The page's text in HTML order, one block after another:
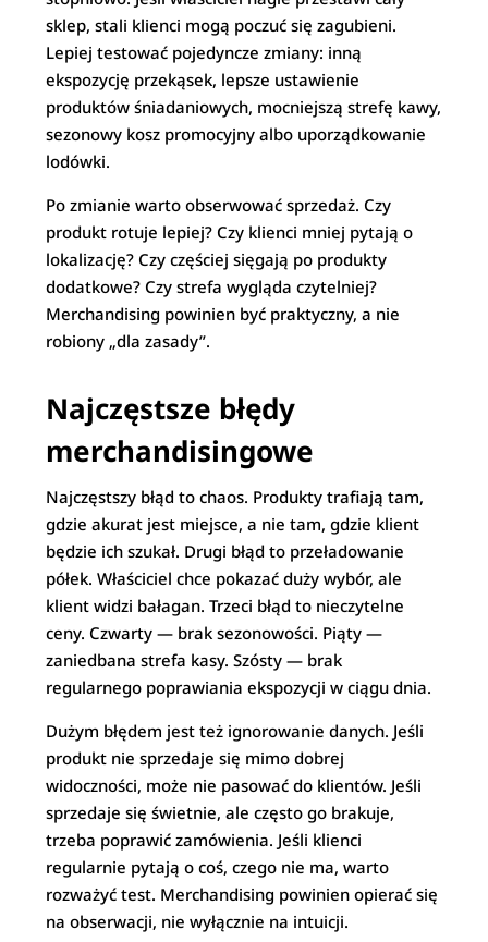
sklep, stali klienci mogą poczuć się zagubieni.
Lepiej testować pojedyncze zmiany: inną
ekspozycję przekąsek, lepsze ustawienie
produktów śniadaniowych, mocniejszą strefę kawy,
sezonowy kosz promocyjny albo uporządkowanie
lodówki.
Po zmianie warto obserwować sprzedaż. Czy
produkt rotuje lepiej? Czy klienci mniej pytają o
lokalizację? Czy częściej sięgają po produkty
dodatkowe? Czy strefa wygląda czytelniej?
Merchandising powinien być praktyczny, a nie
robiony „dla zasady”.
Najczęstsze błędy
merchandisingowe
Najczęstszy błąd to chaos. Produkty trafiają tam,
gdzie akurat jest miejsce, a nie tam, gdzie klient
będzie ich szukał. Drugi błąd to przeładowanie
półek. Właściciel chce pokazać duży wybór, ale
klient widzi bałagan. Trzeci błąd to nieczytelne
ceny. Czwarty — brak sezonowości. Piąty —
zaniedbana strefa kasy. Szósty — brak
regularnego poprawiania ekspozycji w ciągu dnia.
Dużym błędem jest też ignorowanie danych. Jeśli
produkt nie sprzedaje się mimo dobrej
widoczności, może nie pasować do klientów. Jeśli
sprzedaje się świetnie, ale często go brakuje,
trzeba poprawić zamówienia. Jeśli klienci
regularnie pytają o coś, czego nie ma, warto
rozważyć test. Merchandising powinien opierać się
na obserwacji, nie wyłącznie na intuicji.